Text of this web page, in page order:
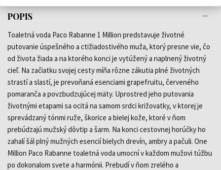
POPIS
Toaletná voda Paco Rabanne 1 Million predstavuje životné
putovanie úspešného a ctižiadostivého muža, ktorý presne vie, čo
od života žiada a na ktorého konci je vytúžený a naplnený životný
cieľ. Na začiatku svojej cesty míňa rôzne zákutia plné životných
strastí a slastí, je prevoňaná esenciami grapefruitu, červeného
pomaranča a povzbudzujúcej mäty. Uprostred jeho putovania
životnými etapami sa ocitá na samom srdci križovatky, v ktorej je
sprevádzaný tónmi ruže, škorice a bielej kože, ktoré v ňom
prebúdzajú mužský dôvtip a šarm. Na konci cestovnej horúčky ho
zahalí šál plný mužných esencií bielych drevín, ambry a pačuli. One
Million Paco Rabanne toaletná voda umocní v každom mužovi túžbu
po dokonalom svete a harmónii. Prebudí v ňom zrelého a